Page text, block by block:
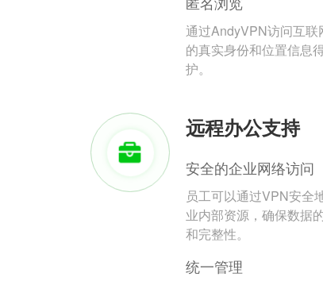
通过AndyVPN访问互联
的真实身份和位置信息
护。
远程办公支持
安全的企业网络访问
员工可以通过VPN安全
业内部资源，确保数据
和完整性。
统一管理